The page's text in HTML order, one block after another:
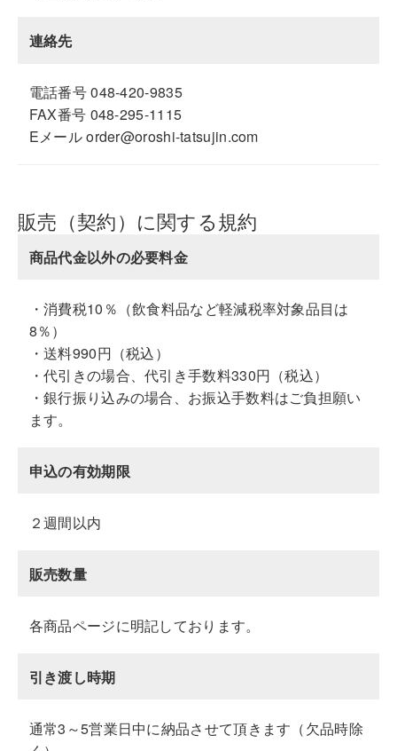
連絡先
電話番号 048-420-9835
FAX番号 048-295-1115
Eメール order@oroshi-tatsujin.com
販売（契約）に関する規約
商品代金以外の必要料金
・消費税10％（飲食料品など軽減税率対象品目は
8％）
・送料990円（税込）
・代引きの場合、代引き手数料330円（税込）
・銀行振り込みの場合、お振込手数料はご負担願い
ます。
申込の有効期限
２週間以内
販売数量
各商品ページに明記しております。
引き渡し時期
通常3～5営業日中に納品させて頂きます（欠品時除